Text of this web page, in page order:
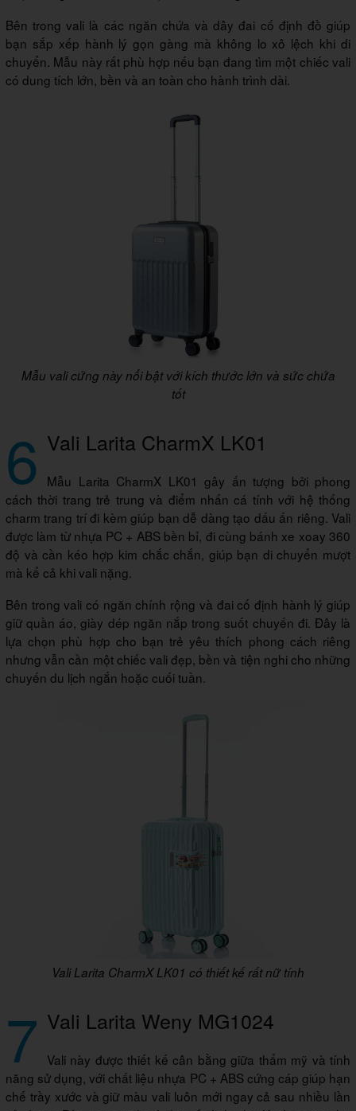
Bên trong vali là các ngăn chứa và dây đai cố định đồ giúp
bạn sắp xếp hành lý gọn gàng mà không lo xô lệch khi di
chuyển. Mẫu này rất phù hợp nếu bạn đang tìm một chiếc vali
có dung tích lớn, bền và an toàn cho hành trình dài.
Mẫu vali cứng này nổi bật với kích thước lớn và sức chứa
tốt
6 Vali Larita CharmX LK01
Mẫu Larita CharmX LK01 gây ấn tượng bởi phong
cách thời trang trẻ trung và điểm nhấn cá tính với hệ thống
charm trang trí đi kèm giúp bạn dễ dàng tạo dấu ấn riêng. Vali
được làm từ nhựa PC + ABS bền bỉ, đi cùng bánh xe xoay 360
độ và cần kéo hợp kim chắc chắn, giúp bạn di chuyển mượt
mà kể cả khi vali nặng.
Bên trong vali có ngăn chính rộng và đai cố định hành lý giúp
giữ quần áo, giày dép ngăn nắp trong suốt chuyến đi. Đây là
lựa chọn phù hợp cho bạn trẻ yêu thích phong cách riêng
nhưng vẫn cần một chiếc vali đẹp, bền và tiện nghi cho những
chuyến du lịch ngắn hoặc cuối tuần.
Vali Larita CharmX LK01 có thiết kế rất nữ tính
7 Vali Larita Weny MG1024
Vali này được thiết kế cân bằng giữa thẩm mỹ và tính
năng sử dụng, với chất liệu nhựa PC + ABS cứng cáp giúp hạn
chế trầy xước và giữ màu vali luôn mới ngay cả sau nhiều lần